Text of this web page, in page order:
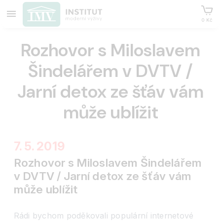
0 Kč
Rozhovor s Miloslavem
Šindelářem v DVTV /
Jarní detox ze šťáv vám
může ublížit
7. 5. 2019
Rozhovor s Miloslavem Šindelářem
v DVTV / Jarní detox ze šťáv vám
může ublížit
Rádi bychom poděkovali populární internetové